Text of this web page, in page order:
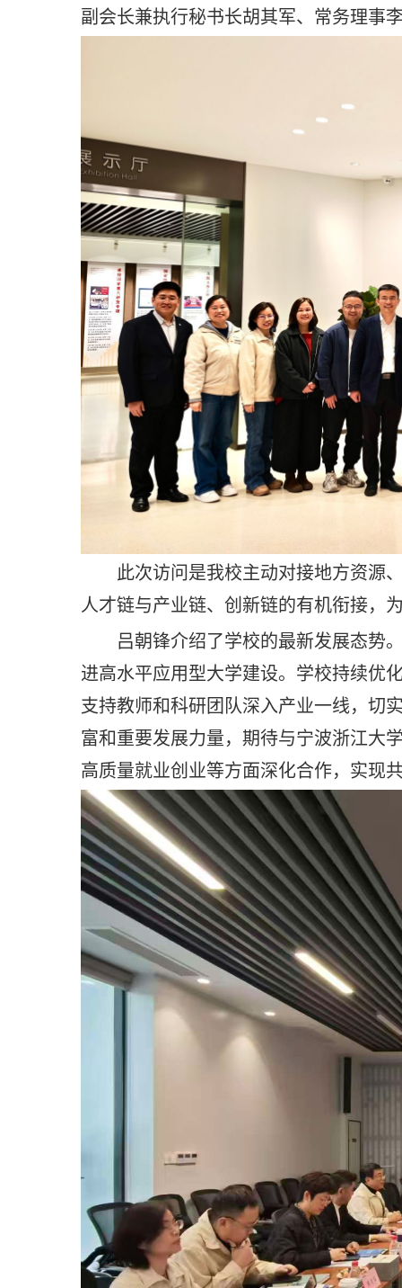
副会长兼执行秘书长胡其军、常务理事
此次访问是我校主动对接地方资源
人才链与产业链、创新链的有机衔接，
吕朝锋介绍了学校的最新发展态势
进高水平应用型大学建设。学校持续优
支持教师和科研团队深入产业一线，切
富和重要发展力量，期待与宁波浙江大
高质量就业创业等方面深化合作，实现